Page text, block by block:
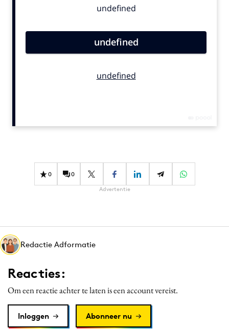
Contentmarketing
Effectiviteit
Gedragsverandering
Martech
Media
Merkstrategie
PR
Programmatic
Reputatie & crisis
0 0
Advertentie
Redactie Adformatie
Reacties:
Om een reactie achter te laten is een account vereist.
Inloggen Abonneer nu